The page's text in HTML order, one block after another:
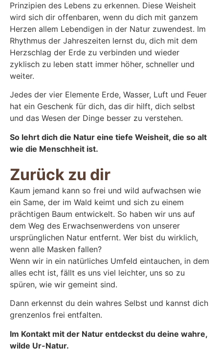
Prinzipien des Lebens zu erkennen. Diese Weisheit
wird sich dir offenbaren, wenn du dich mit ganzem
Herzen allem Lebendigen in der Natur zuwendest. Im
Rhythmus der Jahreszeiten lernst du, dich mit dem
Herzschlag der Erde zu verbinden und wieder
zyklisch zu leben statt immer höher, schneller und
weiter.
Jedes der vier Elemente Erde, Wasser, Luft und Feuer
hat ein Geschenk für dich, das dir hilft, dich selbst
und das Wesen der Dinge besser zu verstehen.
So lehrt dich die Natur eine tiefe Weisheit, die so alt
wie die Menschheit ist.
Zurück zu dir
Kaum jemand kann so frei und wild aufwachsen wie
ein Same, der im Wald keimt und sich zu einem
prächtigen Baum entwickelt. So haben wir uns auf
dem Weg des Erwachsenwerdens von unserer
ursprünglichen Natur entfernt. Wer bist du wirklich,
wenn alle Masken fallen?
Wenn wir in ein natürliches Umfeld eintauchen, in dem
alles echt ist, fällt es uns viel leichter, uns so zu
spüren, wie wir gemeint sind.
Dann erkennst du dein wahres Selbst und kannst dich
grenzenlos frei entfalten.
Im Kontakt mit der Natur entdeckst du deine wahre,
wilde Ur-Natur.